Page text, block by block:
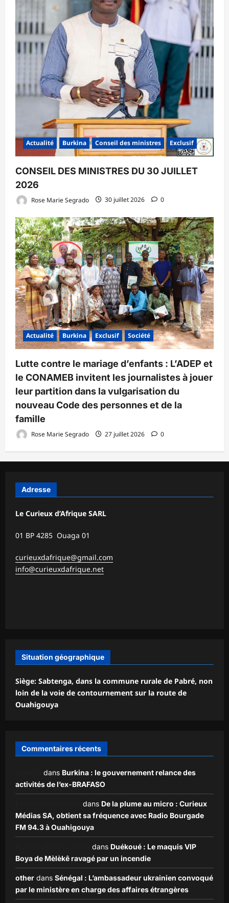
Actualité Burkina Conseil des ministres Exclusif
CONSEIL DES MINISTRES DU 30 JUILLET
2026
Rose Marie Segrado 30 juillet 2026 0
Actualité Burkina Exclusif Société
Lutte contre le mariage d’enfants : L’ADEP et
le CONAMEB invitent les journalistes à jouer
leur partition dans la vulgarisation du
nouveau Code des personnes et de la
famille
Rose Marie Segrado 27 juillet 2026 0
Adresse
Le Curieux d’Afrique SARL
01 BP 4285 Ouaga 01
curieuxdafrique@gmail.com
info@curieuxdafrique.net
Situation géographique
Siège: Sabtenga, dans la commune rurale de Pabré, non
loin de la voie de contournement sur la route de
Ouahigouya
Commentaires récents
dans Burkina : le gouvernement relance des
activités de l’ex-BRAFASO
dans De la plume au micro : Curieux
Médias SA, obtient sa fréquence avec Radio Bourgade
FM 94.3 à Ouahigouya
dans Duékoué : Le maquis VIP
Boya de Mèlèkê ravagé par un incendie
other dans Sénégal : L’ambassadeur ukrainien convoqué
par le ministère en charge des affaires étrangères